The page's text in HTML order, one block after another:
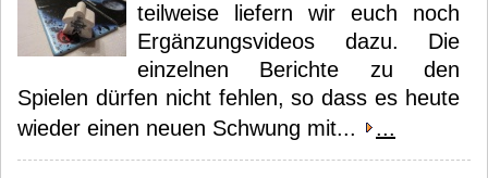
teilweise liefern wir euch noch
Ergänzungsvideos dazu. Die
einzelnen Berichte zu den
Spielen dürfen nicht fehlen, so dass es heute
wieder einen neuen Schwung mit...
...